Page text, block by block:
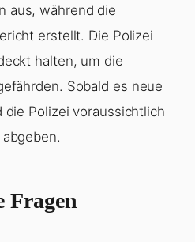
aus, während die
erstellt. Die Polizei
halten, um die
Sobald es neue
Polizei voraussichtlich
Fragen